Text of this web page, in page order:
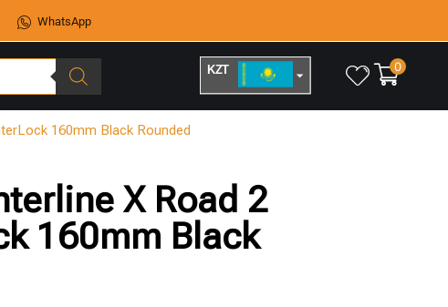
WhatsApp
KZT 0
160mm Black Rounded
X Road 2
160mm Black